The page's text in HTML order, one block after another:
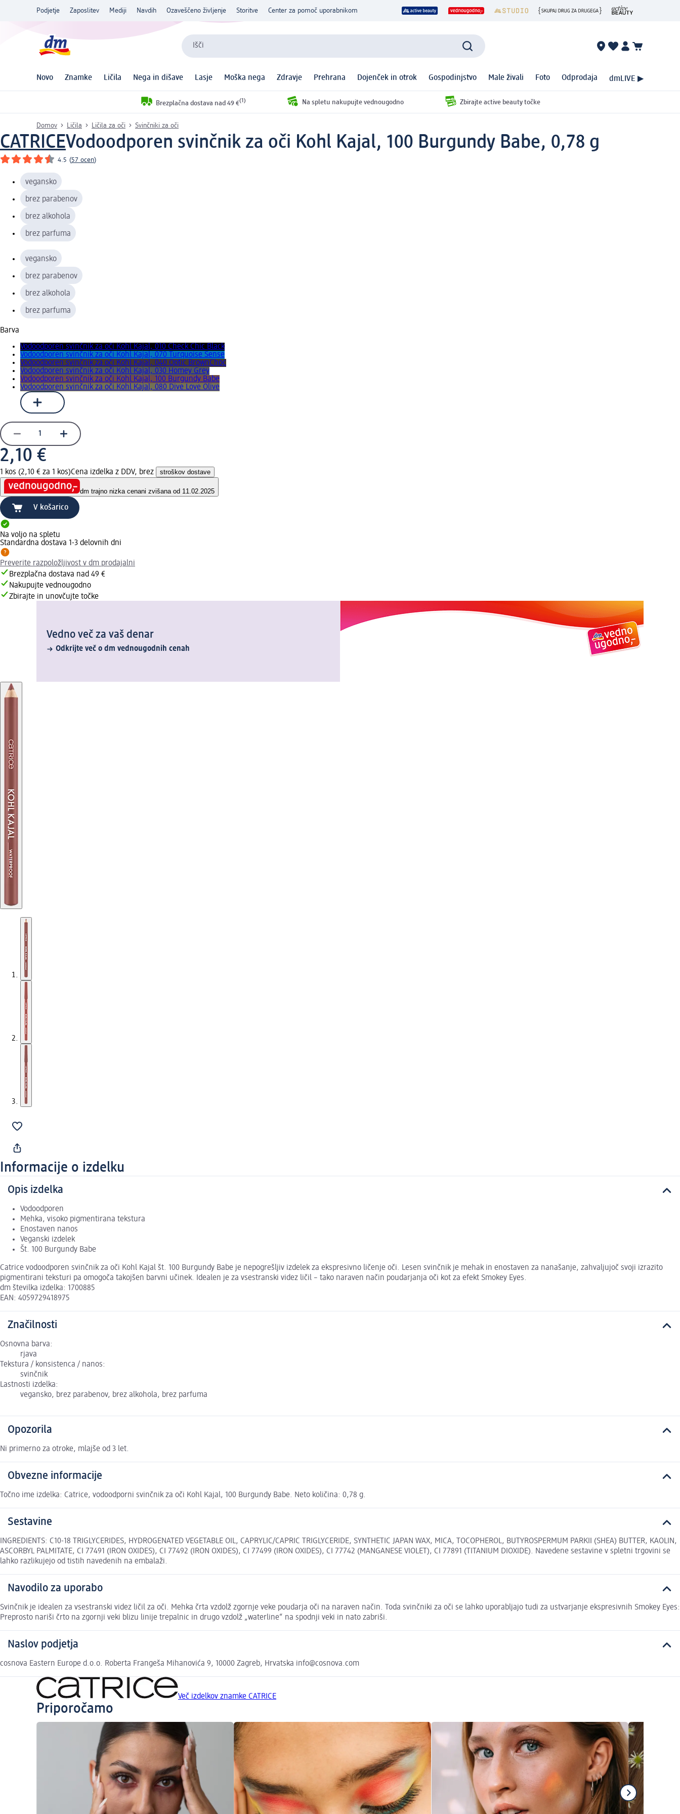
Podjetje Zaposlitev Mediji Navdih Ozaveščeno življenje Storitve Center za pomoč uporabnikom
Išči
Novo Znamke Ličila Nega in dišave Lasje Moška nega Zdravje Prehrana Dojenček in otrok Gospodinjstvo Male živali Foto Odprodaja dmLIVE ▶
Brezplačna dostava nad 49 €(1) Na spletu nakupujte vednougodno Zbirajte active beauty točke
Domov Ličila Ličila za oči Svinčniki za oči
CATRICEVodoodporen svinčnik za oči Kohl Kajal, 100 Burgundy Babe, 0,78 g
4.5 (57 ocen)
vegansko
brez parabenov
brez alkohola
brez parfuma
vegansko
brez parabenov
brez alkohola
brez parfuma
Barva
Vodoodporen svinčnik za oči Kohl Kajal, 010 Check Chic Black
Vodoodporen svinčnik za oči Kohl Kajal, 070 Turquoise Sense
Vodoodporen svinčnik za oči Kohl Kajal, 040 Optic BrownChoc
Vodoodporen svinčnik za oči Kohl Kajal, 030 Homey Grey
Vodoodporen svinčnik za oči Kohl Kajal, 100 Burgundy Babe
Vodoodporen svinčnik za oči Kohl Kajal, 080 Dive Love Olive
2,10 €
1 kos (2,10 € za 1 kos)Cena izdelka z DDV, brez stroškov dostave
dm trajno nizka cenani zvišana od 11.02.2025
V košarico
Na voljo na spletu
Standardna dostava 1-3 delovnih dni
Preverite razpoložljivost v dm prodajalni
Brezplačna dostava nad 49 €
Nakupujte vednougodno
Zbirajte in unovčujte točke
Vedno več za vaš denar
Odkrijte več o dm vednougodnih cenah
Informacije o izdelku
Opis izdelka
Vodoodporen
Mehka, visoko pigmentirana tekstura
Enostaven nanos
Veganski izdelek
Št. 100 Burgundy Babe
Catrice vodoodporen svinčnik za oči Kohl Kajal št. 100 Burgundy Babe je nepogrešljiv izdelek za ekspresivno ličenje oči. Lesen svinčnik je mehak in enostaven za nanašanje, zahvaljujoč svoji izrazito
pigmentirani teksturi pa omogoča takojšen barvni učinek. Idealen je za vsestranski videz ličil – tako naraven način poudarjanja oči kot za efekt Smokey Eyes.
dm številka izdelka: 1700885
EAN: 4059729418975
Značilnosti
Osnovna barva:
rjava
Tekstura / konsistenca / nanos:
svinčnik
Lastnosti izdelka:
vegansko, brez parabenov, brez alkohola, brez parfuma
Opozorila
Ni primerno za otroke, mlajše od 3 let.
Obvezne informacije
Točno ime izdelka: Catrice, vodoodporni svinčnik za oči Kohl Kajal, 100 Burgundy Babe. Neto količina: 0,78 g.
Sestavine
INGREDIENTS: C10-18 TRIGLYCERIDES, HYDROGENATED VEGETABLE OIL, CAPRYLIC/CAPRIC TRIGLYCERIDE, SYNTHETIC JAPAN WAX, MICA, TOCOPHEROL, BUTYROSPERMUM PARKII (SHEA) BUTTER, KAOLIN,
ASCORBYL PALMITATE, CI 77491 (IRON OXIDES), CI 77492 (IRON OXIDES), CI 77499 (IRON OXIDES), CI 77742 (MANGANESE VIOLET), CI 77891 (TITANIUM DIOXIDE). Navedene sestavine v spletni trgovini se
lahko razlikujejo od tistih navedenih na embalaži.
Navodilo za uporabo
Svinčnik je idealen za vsestranski videz ličil za oči. Mehka črta vzdolž zgornje veke poudarja oči na naraven način. Toda svinčniki za oči se lahko uporabljajo tudi za ustvarjanje ekspresivnih Smokey Eyes:
Preprosto nariši črto na zgornji veki blizu linije trepalnic in drugo vzdolž „waterline“ na spodnji veki in nato zabriši.
Naslov podjetja
cosnova Eastern Europe d.o.o. Roberta Frangeša Mihanovića 9, 10000 Zagreb, Hrvatska info@cosnova.com
Več izdelkov znamke CATRICE
Priporočamo